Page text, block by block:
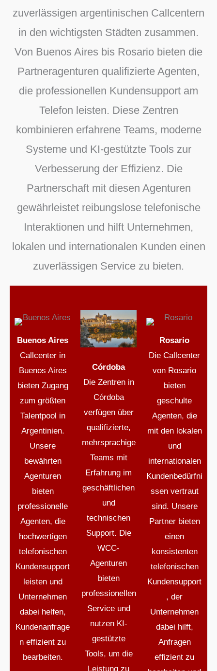
zuverlässigen argentinischen Callcentern
in den wichtigsten Städten zusammen.
Von Buenos Aires bis Rosario bieten die
Partneragenturen qualifizierte Agenten,
die professionellen Kundensupport am
Telefon leisten. Diese Zentren
kombinieren erfahrene Teams, moderne
Systeme und KI-gestützte Tools zur
Verbesserung der Effizienz. Die
Partnerschaft mit diesen Agenturen
gewährleistet reibungslose telefonische
Interaktionen und hilft Unternehmen,
lokalen und internationalen Kunden einen
zuverlässigen Service zu bieten.
Buenos Aires
Callcenter in
Buenos Aires
bieten Zugang
zum größten
Talentpool in
Argentinien.
Unsere
bewährten
Agenturen
bieten
professionelle
Agenten, die
hochwertigen
telefonischen
Kundensupport
leisten und
Unternehmen
dabei helfen,
Kundenanfrage
n effizient zu
bearbeiten.
Córdoba
Die Zentren in
Córdoba
verfügen über
qualifizierte,
mehrsprachige
Teams mit
Erfahrung im
geschäftlichen
und
technischen
Support. Die
WCC-
Agenturen
bieten
professionellen
Service und
nutzen KI-
gestützte
Tools, um die
Leistung zu
Rosario
Die Callcenter
von Rosario
bieten
geschulte
Agenten, die
mit den lokalen
und
internationalen
Kundenbedürfni
ssen vertraut
sind. Unsere
Partner bieten
einen
konsistenten
telefonischen
Kundensupport
, der
Unternehmen
dabei hilft,
Anfragen
effizient zu